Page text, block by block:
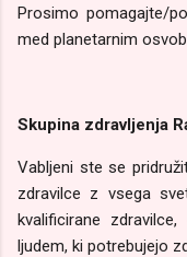
Prosimo pomagajte/
med planetarnim
Skupina zdravljenja
Vabljeni ste se
zdravilce z vsega
kvalificirane
ljudem, ki potrebujejo